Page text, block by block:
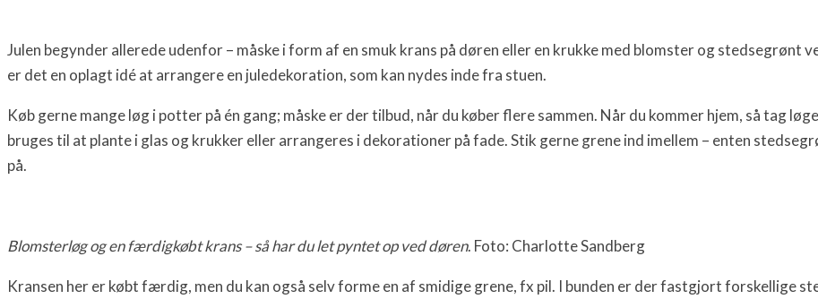
Julen begynder allerede udenfor – måske i form af en smuk krans på døren eller en krukke med blomster og stedsegrønt
er det en oplagt idé at arrangere en juledekoration, som kan nydes inde fra stuen.
Køb gerne mange løg i potter på én gang; måske er der tilbud, når du køber flere sammen. Når du kommer hjem, så tag
bruges til at plante i glas og krukker eller arrangeres i dekorationer på fade. Stik gerne grene ind imellem – enten
på.
Blomsterløg og en færdigkøbt krans – så har du let pyntet op ved døren. Foto: Charlotte Sandberg
Kransen her er købt færdig, men du kan også selv forme en af smidige grene, fx pil. I bunden er der fastgjort forskellige